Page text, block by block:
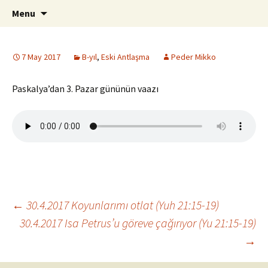
ILC
Menu
7 May 2017 B-yıl, Eski Antlaşma Peder Mikko
Paskalya’dan 3. Pazar gününün vaazı
Post
← 30.4.2017 Koyunlarımı otlat (Yuh 21:15-19)
30.4.2017 Isa Petrus’u göreve çağırıyor (Yu 21:15-19)
→